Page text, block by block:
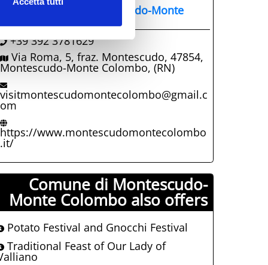
Ufficio turistico di Montescudo-Monte
+39 392 3781629
Via Roma, 5, fraz. Montescudo, 47854,
Montescudo-Monte Colombo, (RN)
visitmontescudomontecolombo@gmail.c
om
https://www.montescudomontecolombo
.it/
Comune di Montescudo-
Monte Colombo also offers
Potato Festival and Gnocchi Festival
Traditional Feast of Our Lady of